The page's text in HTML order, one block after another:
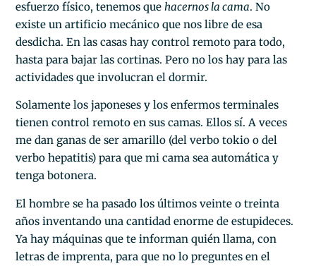
esfuerzo físico, tenemos quehacernos la cama. No
existe un artificio mecánico que nos libre de esa
desdicha. En las casas hay control remoto para todo,
hasta para bajar las cortinas. Pero no los hay para las
actividades que involucran el dormir.
Solamente los japoneses y los enfermos terminales
tienen control remoto en sus camas. Ellos sí. A veces
me dan ganas de ser amarillo (del verbo tokio o del
verbo hepatitis) para que mi cama sea automática y
tenga botonera.
El hombre se ha pasado los últimos veinte o treinta
años inventando una cantidad enorme de estupideces.
Ya hay máquinas que te informan quién llama, con
letras de imprenta, para que no lo preguntes en el